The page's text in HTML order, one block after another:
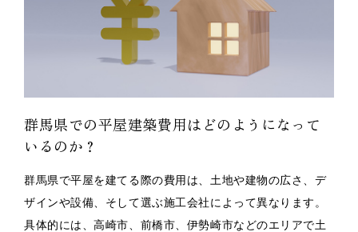
群馬県での平屋建築費用はどのようになって
いるのか？
群馬県で平屋を建てる際の費用は、土地や建物の広さ、デ
ザインや設備、そして選ぶ施工会社によって異なります。
具体的には、高崎市、前橋市、伊勢崎市などのエリアで土